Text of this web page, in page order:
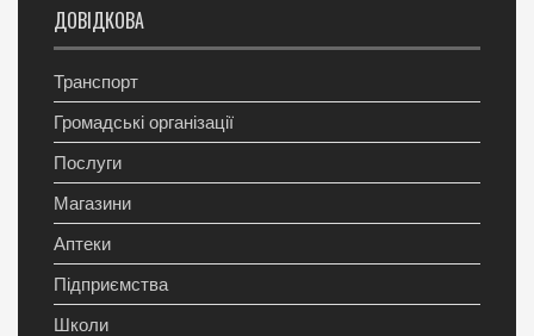
ДОВІДКОВА
Транспорт
Громадські організації
Послуги
Магазини
Аптеки
Підприємства
Школи